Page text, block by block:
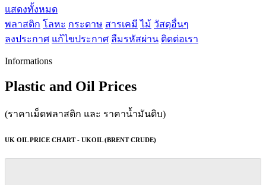
แสดงทั้งหมด
พลาสติก โลหะ กระดาษ สารเคมี ไม้ วัสดุอื่นๆ
ลงประกาศ แก้ไขประกาศ ลืมรหัสผ่าน ติดต่อเรา
Informations
Plastic and Oil Prices
(ราคาเม็ดพลาสติก และ ราคาน้ำมันดิบ)
UK OIL PRICE CHART - UKOIL (BRENT CRUDE)